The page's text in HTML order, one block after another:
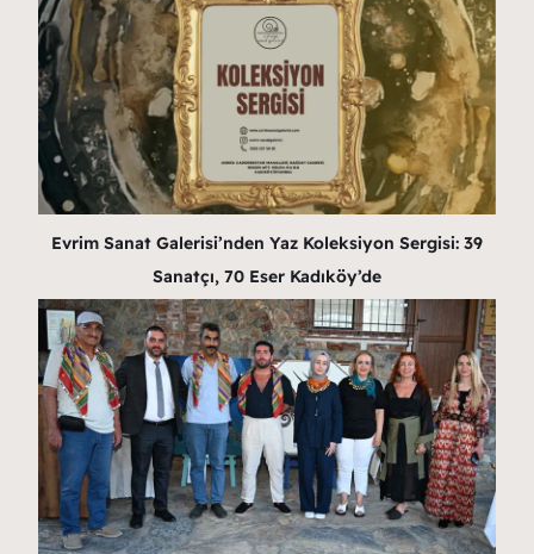
Evrim Sanat Galerisi’nden Yaz Koleksiyon Sergisi: 39
Sanatçı, 70 Eser Kadıköy’de